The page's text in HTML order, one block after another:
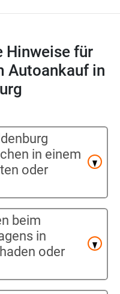
Hinweise für
Autoankauf in
in einem
oder
beim
in
oder